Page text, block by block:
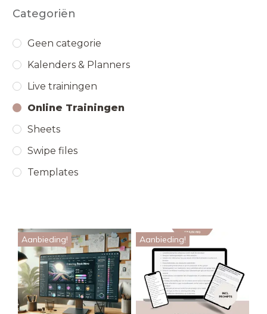
Aanbieding! Aanbieding!
Categoriën
Geen categorie
Kalenders & Planners
Live trainingen
Online Trainingen
Sheets
Swipe files
Templates